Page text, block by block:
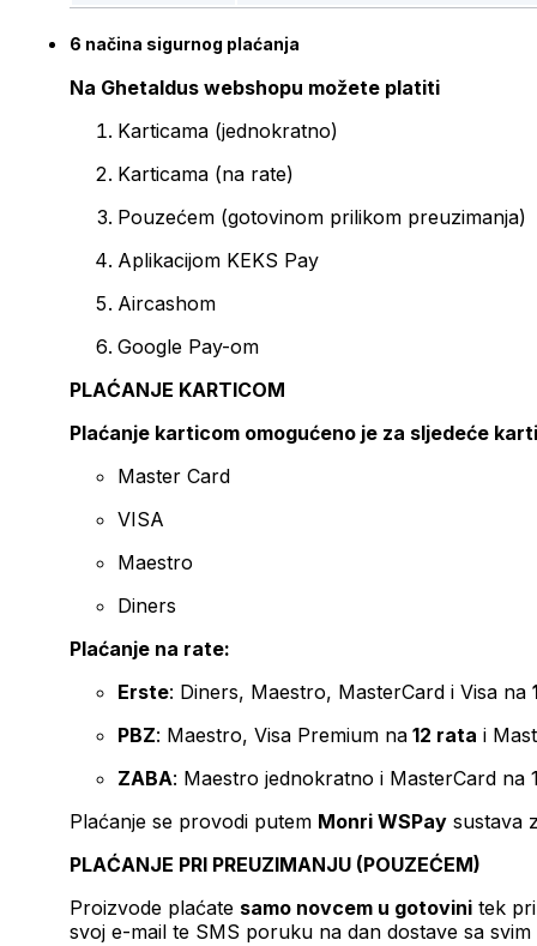
6 načina sigurnog plaćanja
Na Ghetaldus webshopu možete platiti
Karticama (jednokratno)
Karticama (na rate)
Pouzećem (gotovinom prilikom preuzimanja)
Aplikacijom KEKS Pay
Aircashom
Google Pay-om
PLAĆANJE KARTICOM
Plaćanje karticom omogućeno je za sljedeće
Master Card
VISA
Maestro
Diners
Plaćanje na rate:
Erste: Diners, Maestro, MasterCard i Visa na
PBZ: Maestro, Visa Premium na 12 rata i
ZABA: Maestro jednokratno i MasterCard na
Plaćanje se provodi putem Monri WSPay sustava
PLAĆANJE PRI PREUZIMANJU (POUZEĆEM)
Proizvode plaćate samo novcem u gotovini tek
svoj e-mail te SMS poruku na dan dostave sa svim